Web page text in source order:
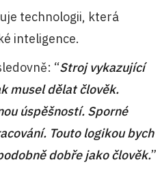
technologii, která
inteligence.
“Stroj vykazující
musel dělat člověk.
úspěšností. Sporné
Touto logikou bych
dobře jako člověk.”